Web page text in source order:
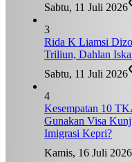
Sabtu, 11 Juli 2026
3
Rida K Liamsi
Triliun, Dahlan
Sabtu, 11 Juli 2026
4
Kesempatan 10
Gunakan Visa
Imigrasi Kepri?
Kamis, 16 Juli 2026